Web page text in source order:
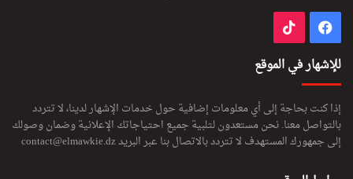
فيسبوك
للإشهار في الموقع
إذا كنت بحاجة إلى أي معلومات إضافية حول خدمات الإشهار لدينا، لا تتردد
بالتواصل معنا. نحن مستعدون لتلبية جميع احتياجاتك الإعلانية وضمان وصولك
إلى جمهورك المستهدف لا تتردد بالاتصال بنا عبر البريدcontact@elmawkie.dz